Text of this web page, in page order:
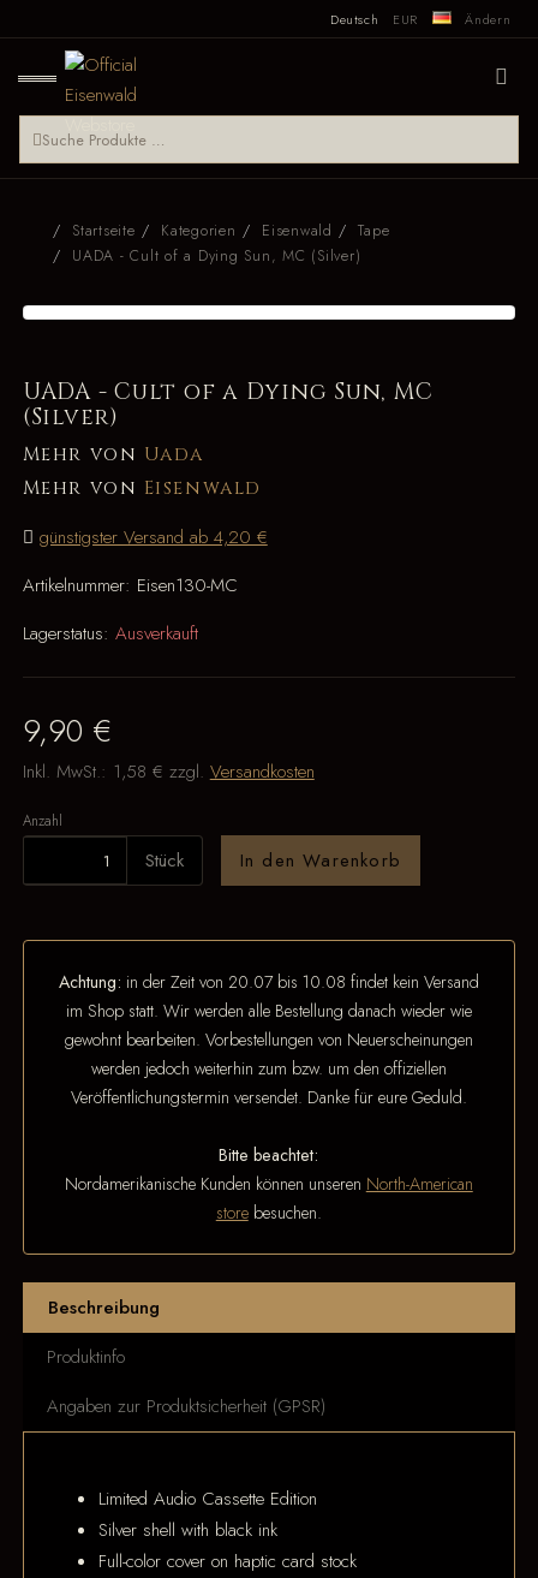
Deutsch EUR Ändern
Startseite Kategorien Eisenwald
Tape
UADA - Cult of a Dying Sun, MC (Silver)
UADA - Cult of a Dying Sun, MC
(Silver)
Mehr von Uada
Mehr von Eisenwald
günstigster Versand ab 4,20 €
Artikelnummer: Eisen130-MC
Lagerstatus: Ausverkauft
9,90 €
Inkl. MwSt.: 1,58 € zzgl. Versandkosten
Anzahl
Stück In den Warenkorb
Achtung: in der Zeit von 20.07 bis 10.08 findet kein Versand
im Shop statt. Wir werden alle Bestellung danach wieder wie
gewohnt bearbeiten. Vorbestellungen von Neuerscheinungen
werden jedoch weiterhin zum bzw. um den offiziellen
Veröffentlichungstermin versendet. Danke für eure Geduld.
Bitte beachtet:
Nordamerikanische Kunden können unseren North-American
storebesuchen.
Beschreibung
Produktinfo
Angaben zur Produktsicherheit (GPSR)
Limited Audio Cassette Edition
Silver shell with black ink
Full-color cover on haptic card stock